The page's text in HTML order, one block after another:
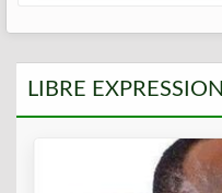
LIBRE EXPRESSION